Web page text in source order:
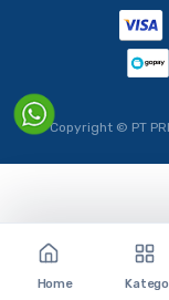
Copyright © PT
Home